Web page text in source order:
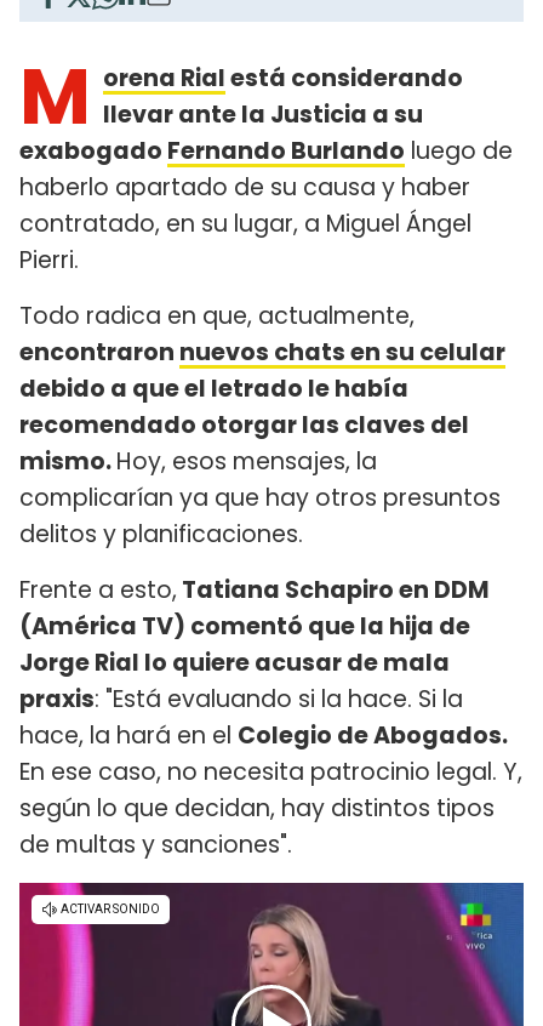
M orena Rialestá considerando
llevar ante la Justicia a su
exabogado Fernando Burlando luego de
haberlo apartado de su causa y haber
contratado, en su lugar, a Miguel Ángel
Pierri.
Todo radica en que, actualmente,
encontraron nuevos chats en su celular
debido a que el letrado le había
recomendado otorgar las claves del
mismo.Hoy, esos mensajes, la
complicarían ya que hay otros presuntos
delitos y planificaciones.
Frente a esto, Tatiana Schapiro en DDM
(América TV) comentó que la hija de
Jorge Rial lo quiere acusar de mala
praxis: "Está evaluando si la hace. Si la
hace, la hará en el Colegio de Abogados.
En ese caso, no necesita patrocinio legal. Y,
según lo que decidan, hay distintos tipos
de multas y sanciones".